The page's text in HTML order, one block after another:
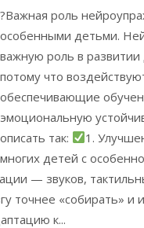
?Важная роль
особенными детьми.
важную роль в
потому что
обеспечивающие
эмоциональную
описать так:
1.
многих детей с
— звуков,
точнее «собирать» и
к...